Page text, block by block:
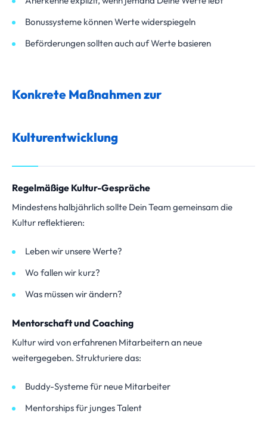
Bonussysteme können Werte widerspiegeln
Beförderungen sollten auch auf Werte basieren
Konkrete Maßnahmen zur
Kulturentwicklung
Regelmäßige Kultur-Gespräche
Mindestens halbjährlich sollte Dein Team gemeinsam die
Kultur reflektieren:
Leben wir unsere Werte?
Wo fallen wir kurz?
Was müssen wir ändern?
Mentorschaft und Coaching
Kultur wird von erfahrenen Mitarbeitern an neue
weitergegeben. Strukturiere das:
Buddy-Systeme für neue Mitarbeiter
Mentorships für junges Talent